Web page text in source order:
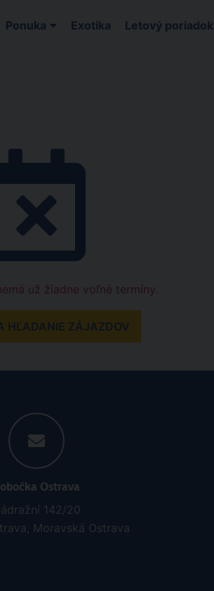
Ponuka Exotika Letový poriadok
už žiadne voľné termíny.
HĽADANIE ZÁJAZDOV
Ostrava
142/20
Moravská Ostrava